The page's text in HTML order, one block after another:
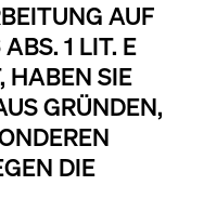
AUF
1 LIT. E
HABEN SIE
GRÜNDEN,
DIE